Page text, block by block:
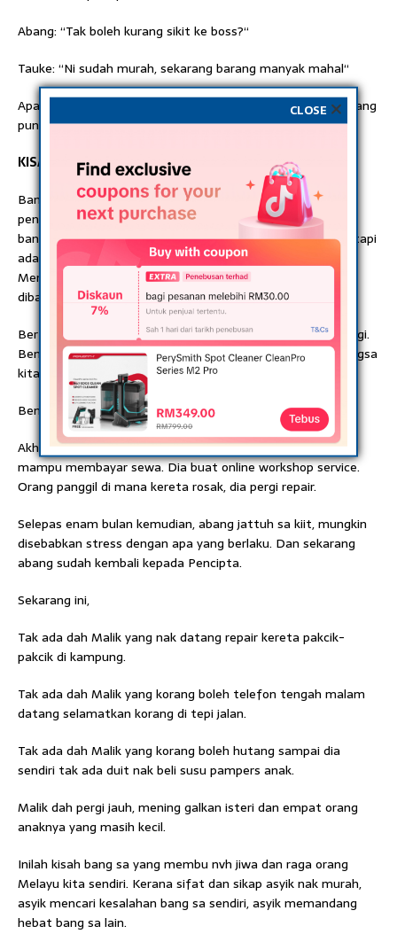
Abang: “Tak boleh kurang sikit ke boss?“
Tauke: “Ni sudah murah, sekarang barang manyak mahal“
Apabila bang sa dia datang, minta barang yang sama. Bincang
punya bincang, RM60.00 saja.
KISAH KELIMA
Bangsa Melayu lepak kedai kopi membawang pasal isu
peniaga di sekitar kampung. Habis dibuka, difittnah anak
bangsa. Niaga mahal, niaga tak betul, niaga main tippu. Tetapi
adakah dia menyiasat bahawa perkara itu betul-betul?
Memburuk-burukkan bangsa sendiri tak reti berniaga dan
dibanggakan pula bangsa lain.
Bertahun-tahun abang berniaga ibarat kais pagi makan pagi.
Bengkel bangsa lain bertambah maju disebabkan sifat bangsa
kita yang nak murah itu.
Bengkel ditutup & …
Akhirnya bengkel abang terpaksa ditutup kerana tidak lagi
mampu membayar sewa. Dia buat online workshop service.
Orang panggil di mana kereta rosak, dia pergi repair.
Selepas enam bulan kemudian, abang jattuh sa kiit, mungkin
disebabkan stress dengan apa yang berlaku. Dan sekarang
abang sudah kembali kepada Pencipta.
Sekarang ini,
Tak ada dah Malik yang nak datang repair kereta pakcik-
pakcik di kampung.
Tak ada dah Malik yang korang boleh telefon tengah malam
datang selamatkan korang di tepi jalan.
Tak ada dah Malik yang korang boleh hutang sampai dia
sendiri tak ada duit nak beli susu pampers anak.
Malik dah pergi jauh, mening galkan isteri dan empat orang
anaknya yang masih kecil.
Inilah kisah bang sa yang membu nvh jiwa dan raga orang
Melayu kita sendiri. Kerana sifat dan sikap asyik nak murah,
asyik mencari kesalahan bang sa sendiri, asyik memandang
hebat bang sa lain.
CLOSE